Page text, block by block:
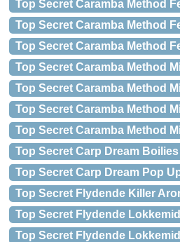
Top Secret Caramba Method
Top Secret Caramba Method
Top Secret Caramba Method
Top Secret Caramba Method
Top Secret Caramba Method
Top Secret Caramba Method
Top Secret Caramba Method
Top Secret Carp Dream
Top Secret Carp Dream Pop
Top Secret Flydende Killer
Top Secret Flydende
Top Secret Flydende